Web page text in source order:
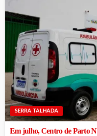
SERRA TALHADA
Em julho, Centro de Parto